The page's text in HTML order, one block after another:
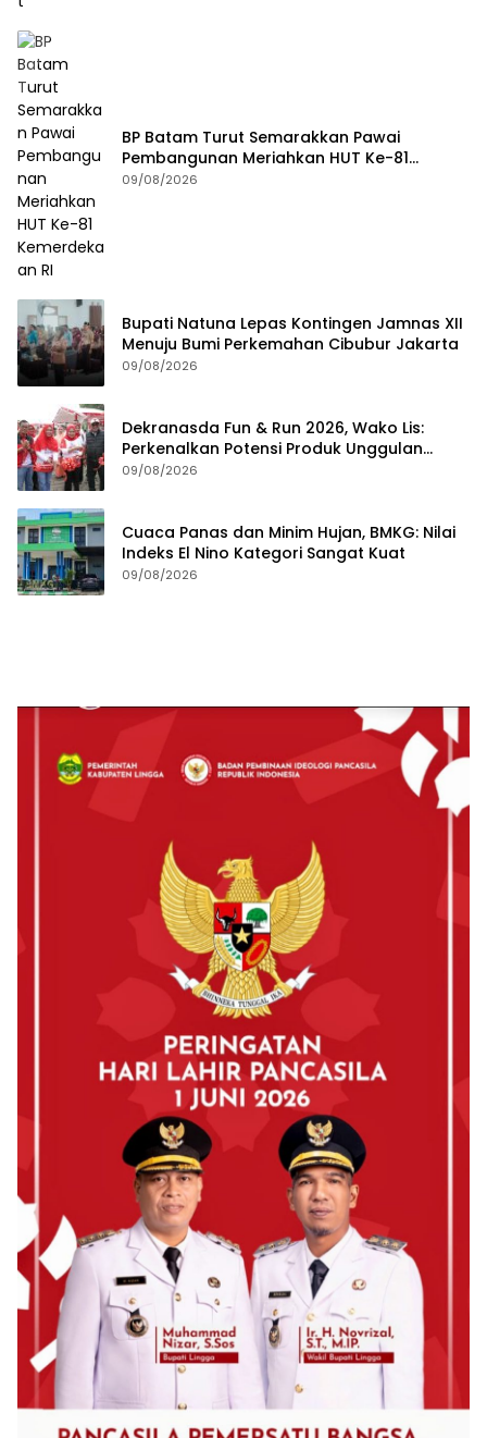
BP Batam Turut Semarakkan Pawai
Pembangunan Meriahkan HUT Ke-81
Kemerdekaan RI
09/08/2026
Bupati Natuna Lepas Kontingen Jamnas XII
Menuju Bumi Perkemahan Cibubur Jakarta
09/08/2026
Dekranasda Fun & Run 2026, Wako Lis:
Perkenalkan Potensi Produk Unggulan
Daerah
09/08/2026
Cuaca Panas dan Minim Hujan, BMKG: Nilai
Indeks El Nino Kategori Sangat Kuat
09/08/2026